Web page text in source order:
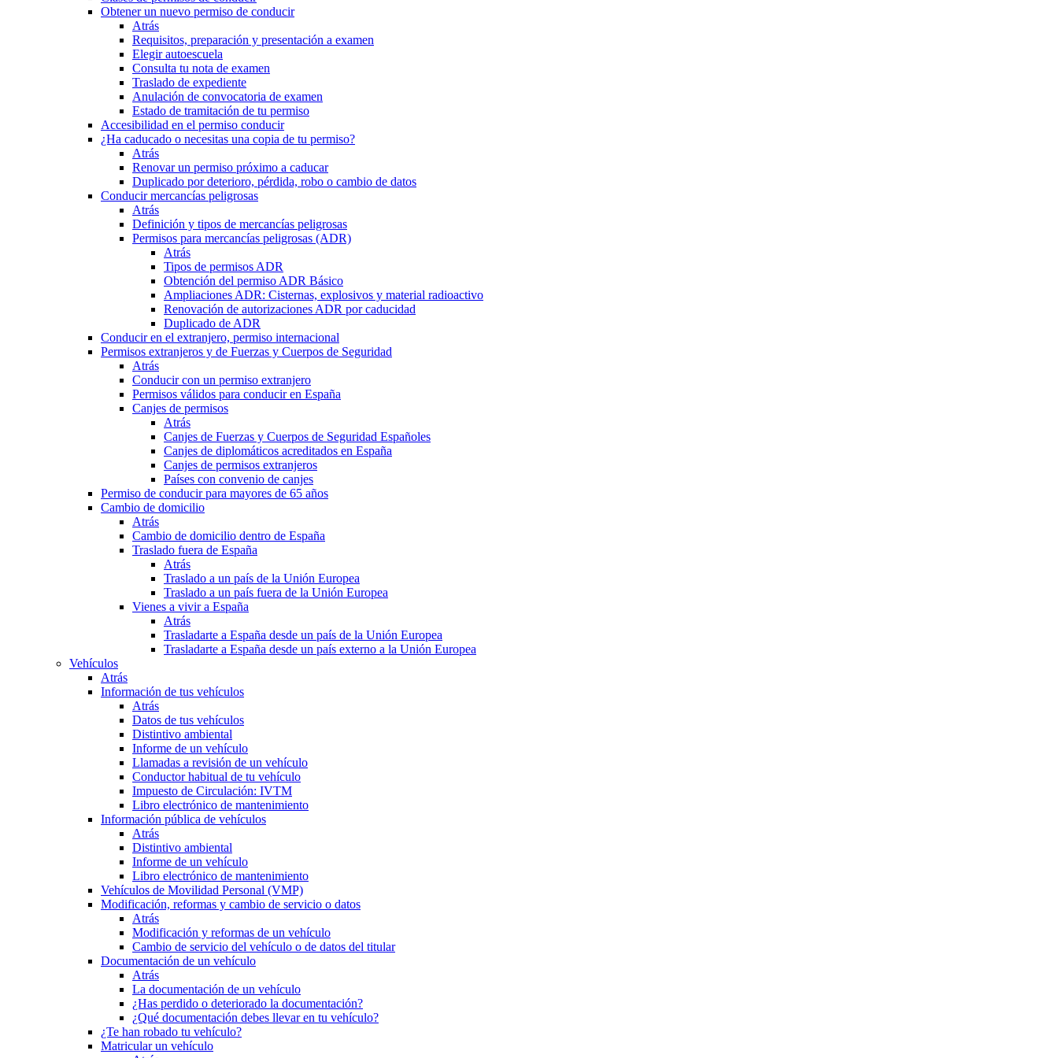
Obtener un nuevo permiso de conducir
Atrás
Requisitos, preparación y presentación a examen
Elegir autoescuela
Consulta tu nota de examen
Traslado de expediente
Anulación de convocatoria de examen
Estado de tramitación de tu permiso
Accesibilidad en el permiso conducir
¿Ha caducado o necesitas una copia de tu permiso?
Atrás
Renovar un permiso próximo a caducar
Duplicado por deterioro, pérdida, robo o cambio de datos
Conducir mercancías peligrosas
Atrás
Definición y tipos de mercancías peligrosas
Permisos para mercancías peligrosas (ADR)
Atrás
Tipos de permisos ADR
Obtención del permiso ADR Básico
Ampliaciones ADR: Cisternas, explosivos y material radioactivo
Renovación de autorizaciones ADR por caducidad
Duplicado de ADR
Conducir en el extranjero, permiso internacional
Permisos extranjeros y de Fuerzas y Cuerpos de Seguridad
Atrás
Conducir con un permiso extranjero
Permisos válidos para conducir en España
Canjes de permisos
Atrás
Canjes de Fuerzas y Cuerpos de Seguridad Españoles
Canjes de diplomáticos acreditados en España
Canjes de permisos extranjeros
Países con convenio de canjes
Permiso de conducir para mayores de 65 años
Cambio de domicilio
Atrás
Cambio de domicilio dentro de España
Traslado fuera de España
Atrás
Traslado a un país de la Unión Europea
Traslado a un país fuera de la Unión Europea
Vienes a vivir a España
Atrás
Trasladarte a España desde un país de la Unión Europea
Trasladarte a España desde un país externo a la Unión Europea
Vehículos
Atrás
Información de tus vehículos
Atrás
Datos de tus vehículos
Distintivo ambiental
Informe de un vehículo
Llamadas a revisión de un vehículo
Conductor habitual de tu vehículo
Impuesto de Circulación: IVTM
Libro electrónico de mantenimiento
Información pública de vehículos
Atrás
Distintivo ambiental
Informe de un vehículo
Libro electrónico de mantenimiento
Vehículos de Movilidad Personal (VMP)
Modificación, reformas y cambio de servicio o datos
Atrás
Modificación y reformas de un vehículo
Cambio de servicio del vehículo o de datos del titular
Documentación de un vehículo
Atrás
La documentación de un vehículo
¿Has perdido o deteriorado la documentación?
¿Qué documentación debes llevar en tu vehículo?
¿Te han robado tu vehículo?
Matricular un vehículo